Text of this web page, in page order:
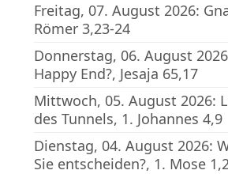
Freitag, 07. August 2026:
Römer 3,23-24
Donnerstag, 06. August
Happy End?, Jesaja 65,17
Mittwoch, 05. August 2026:
des Tunnels, 1. Johannes 4,9
Dienstag, 04. August 2026:
Sie entscheiden?, 1. Mose